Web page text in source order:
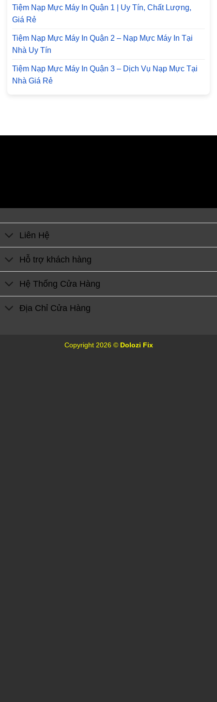
Tiệm Nạp Mực Máy In Quận 1 | Uy Tín, Chất Lượng,
Giá Rẻ
Tiệm Nạp Mực Máy In Quận 2 – Nạp Mực Máy In Tại
Nhà Uy Tín
Tiệm Nạp Mực Máy In Quận 3 – Dịch Vụ Nạp Mực Tại
Nhà Giá Rẻ
Liên Hệ
Hỗ trợ khách hàng
Hệ Thống Cửa Hàng
Địa Chỉ Cửa Hàng
Copyright 2026 © Dolozi Fix